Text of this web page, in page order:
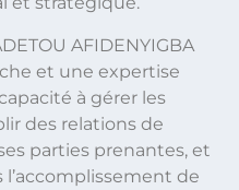
AFIDENYIGBA
et une expertise
à gérer les
des relations de
parties prenantes, et
de